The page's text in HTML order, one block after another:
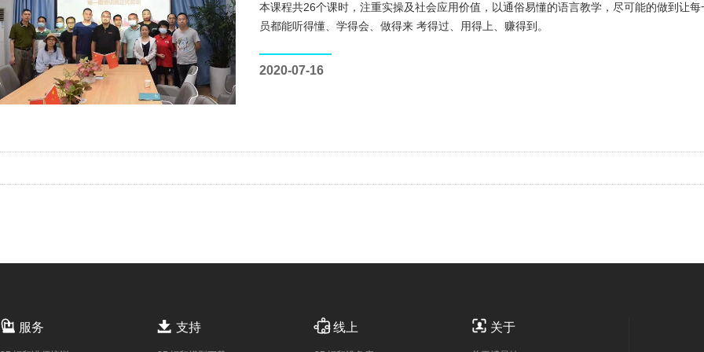
本课程共26个课时，注重实操及社会应用价值，以通俗易懂的语言教学，尽可能的做到让每
员都能听得懂、学得会、做得来 考得过、用得上、赚得到。
2020-07-16
 服务  支持 线上  关于